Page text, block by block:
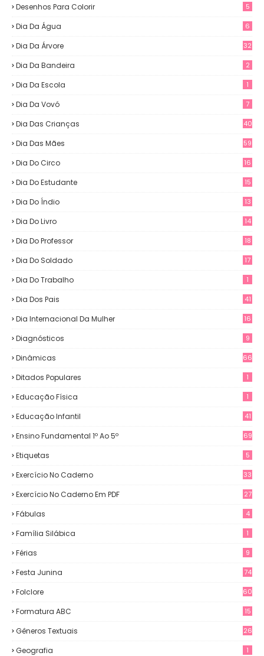
Desenhos Para Colorir 5
Dia Da Água 6
Dia Da Árvore 32
Dia Da Bandeira 2
Dia Da Escola 1
Dia Da Vovó 7
Dia Das Crianças 40
Dia Das Mães 59
Dia Do Circo 16
Dia Do Estudante 15
Dia Do Índio 13
Dia Do Livro 14
Dia Do Professor 18
Dia Do Soldado 17
Dia Do Trabalho 1
Dia Dos Pais 41
Dia Internacional Da Mulher 16
Diagnósticos 9
Dinâmicas 66
Ditados Populares 1
Educação Física 1
Educação Infantil 41
Ensino Fundamental 1º Ao 5º 69
Etiquetas 5
Exercício No Caderno 33
Exercício No Caderno Em PDF 27
Fábulas 4
Família Silábica 1
Férias 9
Festa Junina 74
Folclore 60
Formatura ABC 15
Gêneros Textuais 26
Geografia 1